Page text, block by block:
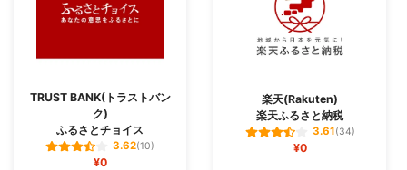
TRUST BANK(トラストバン
ク)
ふるさとチョイス
3.62(10)
¥0
楽天(Rakuten)
楽天ふるさと納税
3.61(34)
¥0